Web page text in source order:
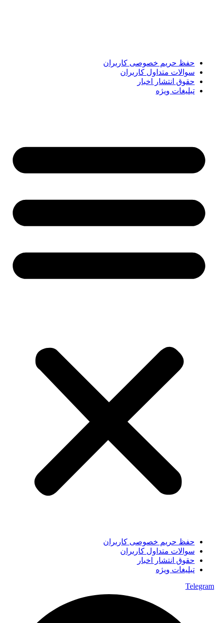
حفظ حریم خصوصی کاربران
سوالات متداول کاربران
حقوق انتشار اخبار
تبلیغات ویژه
حفظ حریم خصوصی کاربران
سوالات متداول کاربران
حقوق انتشار اخبار
تبلیغات ویژه
Telegram